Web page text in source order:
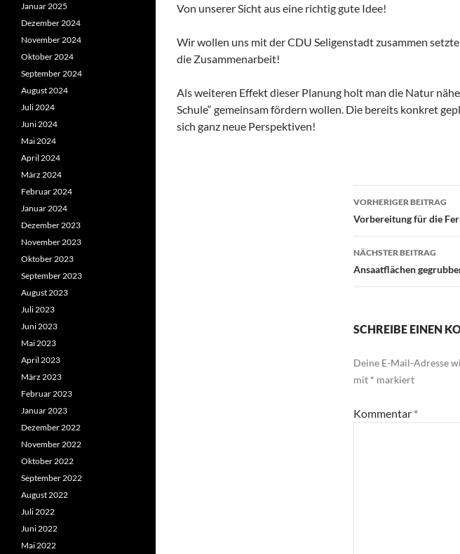
Von unserer Sicht aus eine richtig gute Idee!
Wir wollen uns mit der CDU Seligenstadt zusammen
die Zusammenarbeit!
Als weiteren Effekt dieser Planung holt man die Natur
Schule“ gemeinsam fördern wollen. Die bereits konkret
sich ganz neue Perspektiven!
Beitrags-
Navigation
VORHERIGER BEITRAG
Vorbereitung für die
NÄCHSTER BEITRAG
Ansaatflächen
SCHREIBE EINEN
Deine E-Mail-Adresse
mit * markiert
Kommentar *
Januar 2025
Dezember 2024
November 2024
Oktober 2024
September 2024
August 2024
Juli 2024
Juni 2024
Mai 2024
April 2024
März 2024
Februar 2024
Januar 2024
Dezember 2023
November 2023
Oktober 2023
September 2023
August 2023
Juli 2023
Juni 2023
Mai 2023
April 2023
März 2023
Februar 2023
Januar 2023
Dezember 2022
November 2022
Oktober 2022
September 2022
August 2022
Juli 2022
Juni 2022
Mai 2022